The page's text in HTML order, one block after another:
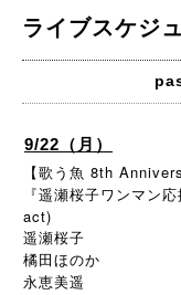
ライブスケジ
9/22（月）
【歌う魚 8th
『遥瀬桜子ワンマン
act)
遥瀬桜子
橘田ほのか
永恵美遥